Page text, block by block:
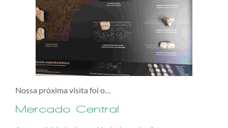
Nossa próxima visita foi o…
Mercado Central